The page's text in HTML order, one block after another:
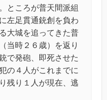
ところが普天間派組
左足貫通銃創を負わ
大城を追ってきた普
当時２６歳）を返り
で発砲、即死させた
の４人がこれまでに
残り１人が現在、逃